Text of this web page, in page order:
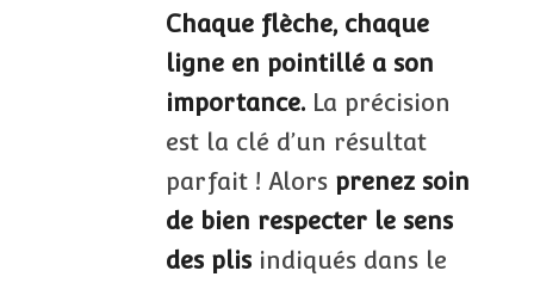
Chaque flèche, chaque
ligne en pointillé a son
importance. La précision
est la clé d’un résultat
parfait ! Alors prenez soin
de bien respecter le sens
des plis indiqués dans le